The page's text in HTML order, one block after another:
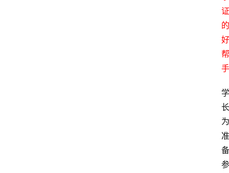
证
的
好
帮
手
学
长
为
准
备
参